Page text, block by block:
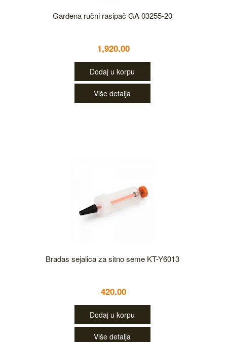
Gardena ručni rasipač GA 03255-20
1,920.00
Dodaj u korpu
Više detalja
Bradas sejalica za sitno seme KT-Y6013
420.00
Dodaj u korpu
Više detalja